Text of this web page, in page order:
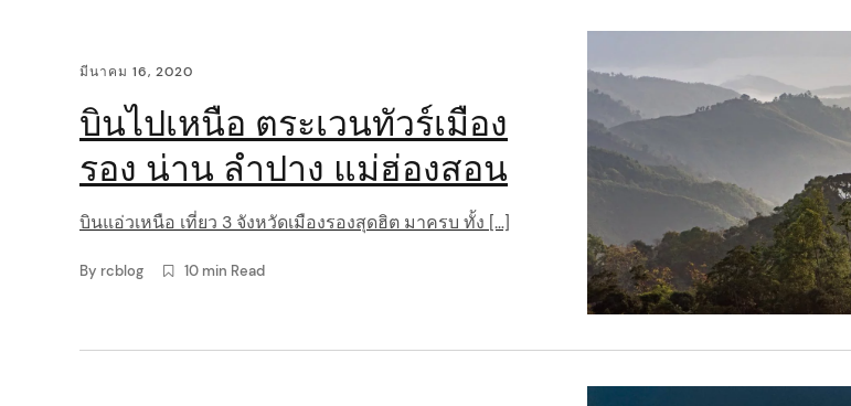
t
i
o
n
C
o
n
t
e
t
มีนาคม 16, 2020
บินไปเหนือ ตระเวนทัวร์เมือง
รอง น่าน ลำปาง แม่ฮ่องสอน
บินแอ่วเหนือ เที่ยว 3 จังหวัดเมืองรองสุดฮิต มาครบ ทั้ง […]
By rcblog 10 min Read